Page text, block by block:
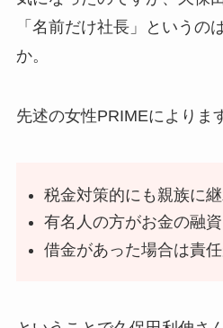
「名前だけ社長」というの
か。
先述の女性PRIMEによりま
税金対策的にも親族に
有名人の方がお金の融
借金があった場合は責